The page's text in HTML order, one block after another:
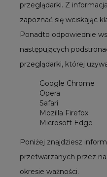
przeglądarki. Z
zapoznać się wciskając
Ponadto odpowiednie
następujących
przeglądarki, której
Google Chrome
Opera
Safari
Mozilla Firefox
Microsoft Edge
Poniżej znajdziesz
przetwarzanych przez
okresie ważności.